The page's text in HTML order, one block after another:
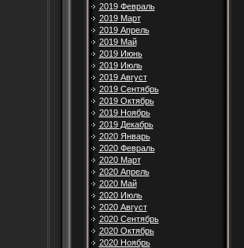
2019 Февраль
2019 Март
2019 Апрель
2019 Май
2019 Июнь
2019 Июль
2019 Август
2019 Сентябрь
2019 Октябрь
2019 Ноябрь
2019 Декабрь
2020 Январь
2020 Февраль
2020 Март
2020 Апрель
2020 Май
2020 Июль
2020 Август
2020 Сентябрь
2020 Октябрь
2020 Ноябрь